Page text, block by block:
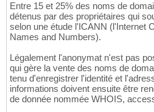
Entre 15 et 25% des noms de
détenus par des propriétaires qui
selon une étude l'ICANN (l'Internet
Names and Numbers).
Légalement l'anonymat n'est pas
qui gère la vente des noms de
tenu d'enregistrer l'identité et
informations doivent ensuite être
de donnée nommée WHOIS,